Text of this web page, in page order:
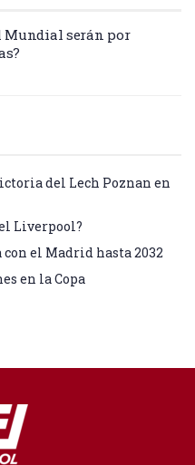
Mundial serán por
del Lech Poznan en
Liverpool?
el Madrid hasta 2032
en la Copa